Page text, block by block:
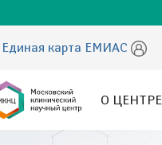
Единая карта ЕМИАС
О ЦЕНТРЕ